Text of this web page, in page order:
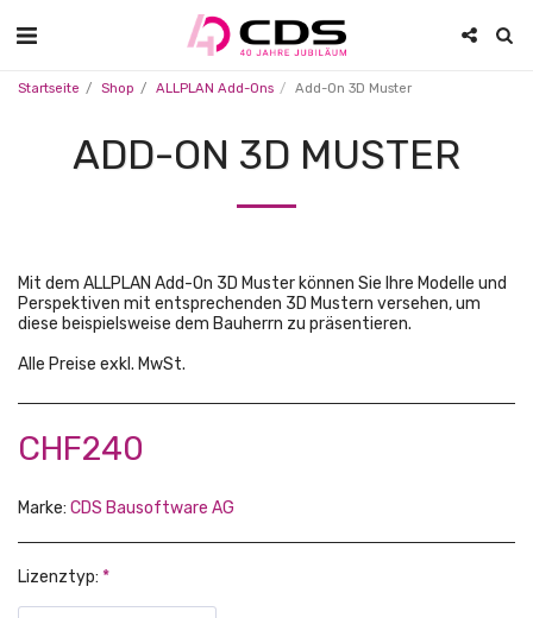
Startseite Shop ALLPLAN Add-Ons Add-On 3D Muster
ADD-ON 3D MUSTER
Mit dem ALLPLAN Add-On 3D Muster können Sie Ihre Modelle und
Perspektiven mit entsprechenden 3D Mustern versehen, um
diese beispielsweise dem Bauherrn zu präsentieren.
Alle Preise exkl. MwSt.
CHF240
Marke: CDS Bausoftware AG
Lizenztyp: *